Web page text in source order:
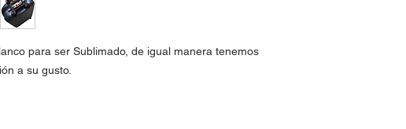
para ser Sublimado, de igual manera tenemos
a su gusto.